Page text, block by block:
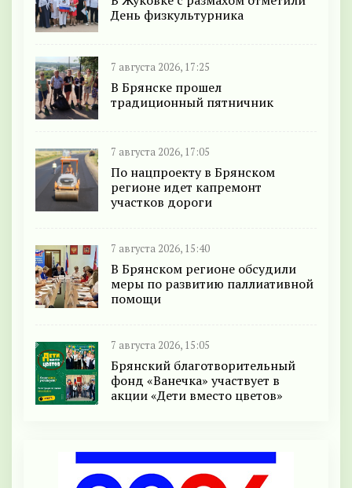
День физкультурника
7 августа 2026, 17:25
В Брянске прошел
традиционный пятничник
7 августа 2026, 17:05
По нацпроекту в Брянском
регионе идет капремонт
участков дороги
7 августа 2026, 15:40
В Брянском регионе обсудили
меры по развитию паллиативной
помощи
7 августа 2026, 15:05
Брянский благотворительный
фонд «Ванечка» участвует в
акции «Дети вместо цветов»